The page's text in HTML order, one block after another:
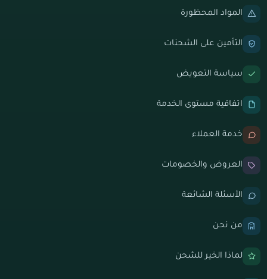
المواد المحظورة
التأمين على الشحنات
سياسة التعويض
اتفاقية مستوى الخدمة
خدمة العملاء
العروض والخصومات
الأسئلة الشائعة
من نحن
لماذا الخير للشحن